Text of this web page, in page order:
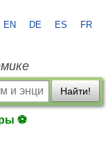
EN DE ES FR
Найти!
⚽